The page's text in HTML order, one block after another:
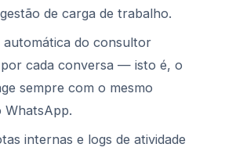
de carga de trabalho.
automática do consultor
cada conversa — isto é, o
sempre com o mesmo
internas e logs de atividade